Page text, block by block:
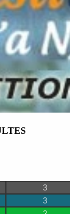
3
3